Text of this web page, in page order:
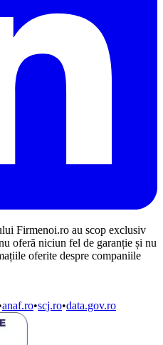
Firmenoi.ro au scop exclusiv
oferă niciun fel de garanție și nu
oferite despre companiile
anaf.ro•scj.ro•data.gov.ro